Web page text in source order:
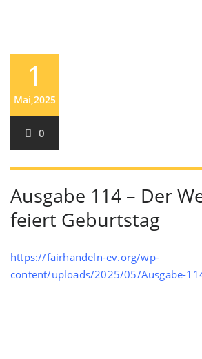
1
Mai,2025
0
Ausgabe 114 – Der
feiert Geburtstag
https://fairhandeln-ev.org/wp-
content/uploads/2025/05/Ausgabe-